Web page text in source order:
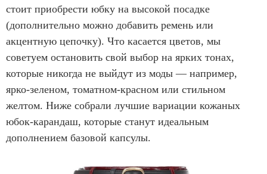
стоит приобрести юбку на высокой посадке
(дополнительно можно добавить ремень или
акцентную цепочку). Что касается цветов, мы
советуем остановить свой выбор на ярких тонах,
которые никогда не выйдут из моды — например,
ярко-зеленом, томатном-красном или стильном
желтом. Ниже собрали лучшие вариации кожаных
юбок-карандаш, которые станут идеальным
дополнением базовой капсулы.